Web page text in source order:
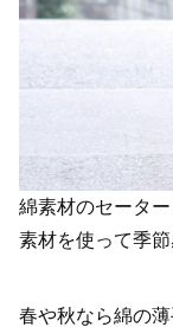
綿素材のセータ
素材を使って季節
春や秋なら綿の